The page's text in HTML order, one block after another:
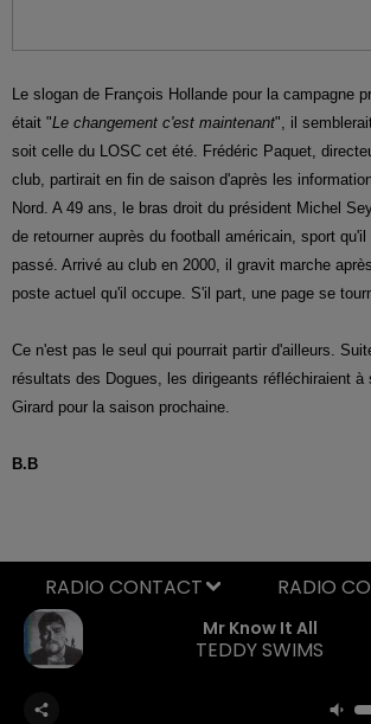
Le slogan de François Hollande pour la campagne
était "Le changement c'est maintenant", il
soit celle du LOSC cet été. Frédéric Paquet,
club, partirait en fin de saison d'après les
Nord. A 49 ans, le bras droit du président Michel
de retourner auprès du football américain, sport
passé. Arrivé au club en 2000, il gravit marche
poste actuel qu'il occupe. S'il part, une page se
Ce n'est pas le seul qui pourrait partir d'ailleurs.
résultats des Dogues, les dirigeants réfléchiraient à
Girard pour la saison prochaine.
B.B
Mr Know It All
TEDDY SWIMS
RADIO